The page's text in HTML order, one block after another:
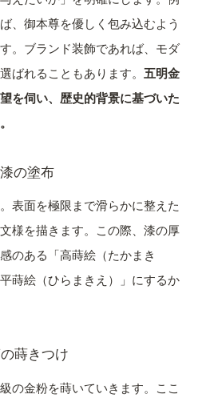
、御本尊を優しく包み込むよう
。ブランド装飾であれば、モダ
ばれることもあります。 五明金
を伺い、歴史的背景に基づいた
の塗布
表面を極限まで滑らかに整えた
様を描きます。この際、漆の厚
のある「高蒔絵（たかまき
蒔絵（ひらまきえ）」にするか
蒔きつけ
の金粉を蒔いていきます。ここ